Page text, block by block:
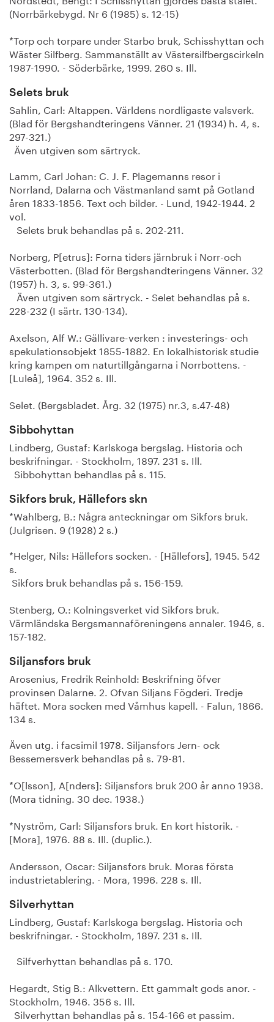
(Norrbärkebygd. Nr 6 (1985) s. 12-15)
*Torp och torpare under Starbo bruk, Schisshyttan och
Wäster Silfberg. Sammanställt av Västersilfbergscirkeln
1987-1990. - Söderbärke, 1999. 260 s. Ill.
Selets bruk
Sahlin, Carl: Altappen. Världens nordligaste valsverk.
(Blad för Bergshandteringens Vänner. 21 (1934) h. 4, s.
297-321.)
Även utgiven som särtryck.
Lamm, Carl Johan: C. J. F. Plagemanns resor i
Norrland, Dalarna och Västmanland samt på Gotland
åren 1833-1856. Text och bilder. - Lund, 1942-1944. 2
vol.
Selets bruk behandlas på s. 202-211.
Norberg, P[etrus]: Forna tiders järnbruk i Norr-och
Västerbotten. (Blad för Bergshandteringens Vänner. 32
(1957) h. 3, s. 99-361.)
Även utgiven som särtryck. - Selet behandlas på s.
228-232 (I särtr. 130-134).
Axelson, Alf W.: Gällivare-verken : investerings- och
spekulationsobjekt 1855-1882. En lokalhistorisk studie
kring kampen om naturtillgångarna i Norrbottens. -
[Luleå], 1964. 352 s. Ill.
Selet. (Bergsbladet. Årg. 32 (1975) nr.3, s.47-48)
Sibbohyttan
Lindberg, Gustaf: Karlskoga bergslag. Historia och
beskrifningar. - Stockholm, 1897. 231 s. Ill.
Sibbohyttan behandlas på s. 115.
Sikfors bruk, Hällefors skn
*Wahlberg, B.: Några anteckningar om Sikfors bruk.
(Julgrisen. 9 (1928) 2 s.)
*Helger, Nils: Hällefors socken. - [Hällefors], 1945. 542
s.
Sikfors bruk behandlas på s. 156-159.
Stenberg, O.: Kolningsverket vid Sikfors bruk.
Värmländska Bergsmannaföreningens annaler. 1946, s.
157-182.
Siljansfors bruk
Arosenius, Fredrik Reinhold: Beskrifning öfver
provinsen Dalarne. 2. Ofvan Siljans Fögderi. Tredje
häftet. Mora socken med Våmhus kapell. - Falun, 1866.
134 s.
Även utg. i facsimil 1978. Siljansfors Jern- ock
Bessemersverk behandlas på s. 79-81.
*O[lsson], A[nders]: Siljansfors bruk 200 år anno 1938.
(Mora tidning. 30 dec. 1938.)
*Nyström, Carl: Siljansfors bruk. En kort historik. -
[Mora], 1976. 88 s. Ill. (duplic.).
Andersson, Oscar: Siljansfors bruk. Moras första
industrietablering. - Mora, 1996. 228 s. Ill.
Silverhyttan
Lindberg, Gustaf: Karlskoga bergslag. Historia och
beskrifningar. - Stockholm, 1897. 231 s. Ill.
Silfverhyttan behandlas på s. 170.
Hegardt, Stig B.: Alkvettern. Ett gammalt gods anor. -
Stockholm, 1946. 356 s. Ill.
Silverhyttan behandlas på s. 154-166 et passim.